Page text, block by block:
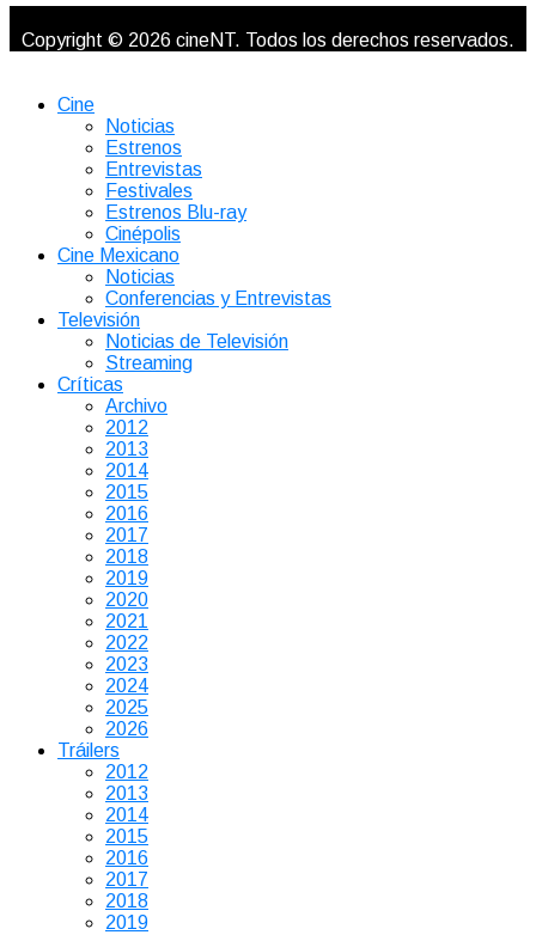
Copyright © 2026 cineNT. Todos los derechos reservados.
Cine
Noticias
Estrenos
Entrevistas
Festivales
Estrenos Blu-ray
Cinépolis
Cine Mexicano
Noticias
Conferencias y Entrevistas
Televisión
Noticias de Televisión
Streaming
Críticas
Archivo
2012
2013
2014
2015
2016
2017
2018
2019
2020
2021
2022
2023
2024
2025
2026
Tráilers
2012
2013
2014
2015
2016
2017
2018
2019